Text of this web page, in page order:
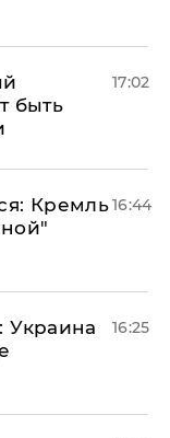
быть
17:02
Кремль16:44
Украина
16:25